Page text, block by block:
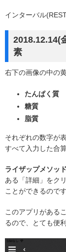
インターバル
2018.12.14(
素
右下の画像の中の
たんぱく質
糖質
脂質
それぞれの数字が
すべて入力した合
ライザップメソッド
ある「詳細」をク
ことができるのです
このアプリがある
るので、とても便